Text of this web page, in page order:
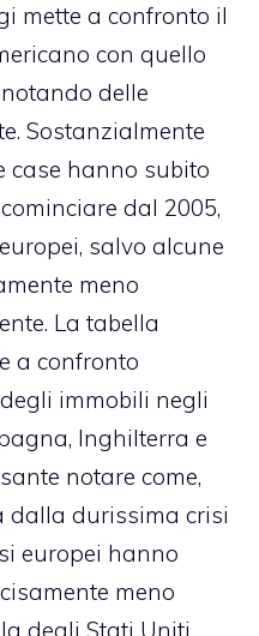
mette a confronto il
con quello
delle
Sostanzialmente
case hanno subito
dal 2005,
salvo alcune
meno
La tabella
a confronto
immobili negli
Inghilterra e
notare come,
dalla durissima crisi
europei hanno
meno
degli Stati Uniti.